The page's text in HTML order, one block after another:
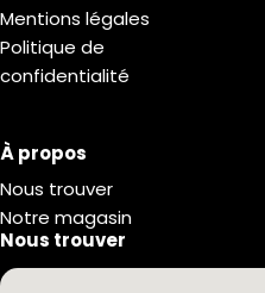
Mentions légales
Politique de
confidentialité
À propos
Nous trouver
Notre magasin
Nous trouver